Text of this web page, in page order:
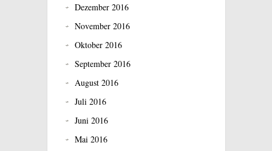
Dezember 2016
November 2016
Oktober 2016
September 2016
August 2016
Juli 2016
Juni 2016
Mai 2016